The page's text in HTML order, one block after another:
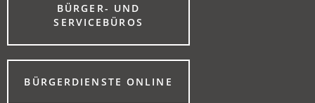
BÜRGER- UND
SERVICEBÜROS
(ÖFFNET
EINEM
NEUEN
TAB)BÜRGERDIENSTE ONLINE
(ÖFFNET